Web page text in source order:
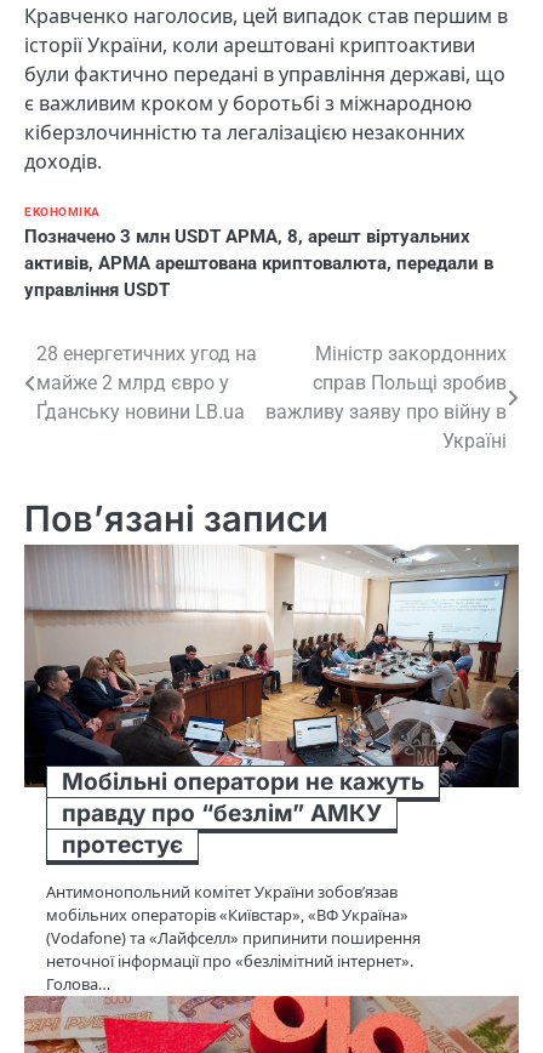
Кравченко наголосив, цей випадок став першим в
історії України, коли арештовані криптоактиви
були фактично передані в управління державі, що
є важливим кроком у боротьбі з міжнародною
кіберзлочинністю та легалізацією незаконних
доходів.
ЕКОНОМІКА
Позначено 3 млн USDT АРМА, 8, арешт віртуальних
активів, АРМА арештована криптовалюта, передали в
управління USDT
Навігація
записів
28 енергетичних угод на
майже 2 млрд євро у
Ґданську новини LB.ua
Міністр закордонних
справ Польщі зробив
важливу заяву про війну в
Україні
Пов’язані записи
Мобільні оператори не кажуть
правду про “безлім” АМКУ
протестує
Антимонопольний комітет України зобов’язав
мобільних операторів «Київстар», «ВФ Україна»
(Vodafone) та «Лайфселл» припинити поширення
неточної інформації про «безлімітний інтернет».
Голова…